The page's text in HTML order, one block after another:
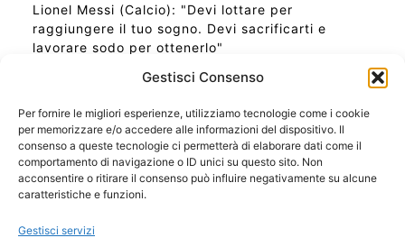
Gestisci Consenso
Per fornire le migliori esperienze, utilizziamo tecnologie come i cookie
per memorizzare e/o accedere alle informazioni del dispositivo. Il
consenso a queste tecnologie ci permetterà di elaborare dati come il
comportamento di navigazione o ID unici su questo sito. Non
acconsentire o ritirare il consenso può influire negativamente su alcune
caratteristiche e funzioni.
Gestisci servizi
Lionel Messi (Calcio): "Devi lottare per
raggiungere il tuo sogno. Devi sacrificarti e
lavorare sodo per ottenerlo"
Ora Esatta in Italia in questo momento
Ti Senti Strano Ultimamente? Potrebbe Essere per
la Risonanza di Schumann
Come Sapere Se Stai Ascendendo alla Quinta